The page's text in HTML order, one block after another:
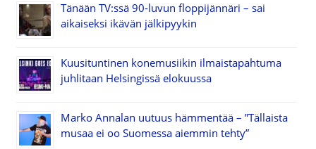
Tänään TV:ssä 90-luvun floppijännäri – sai
aikaiseksi ikävän jälkipyykin
Kuusituntinen konemusiikin ilmaistapahtuma
juhlitaan Helsingissä elokuussa
Marko Annalan uutuus hämmentää – ”Tällaista
musaa ei oo Suomessa aiemmin tehty”